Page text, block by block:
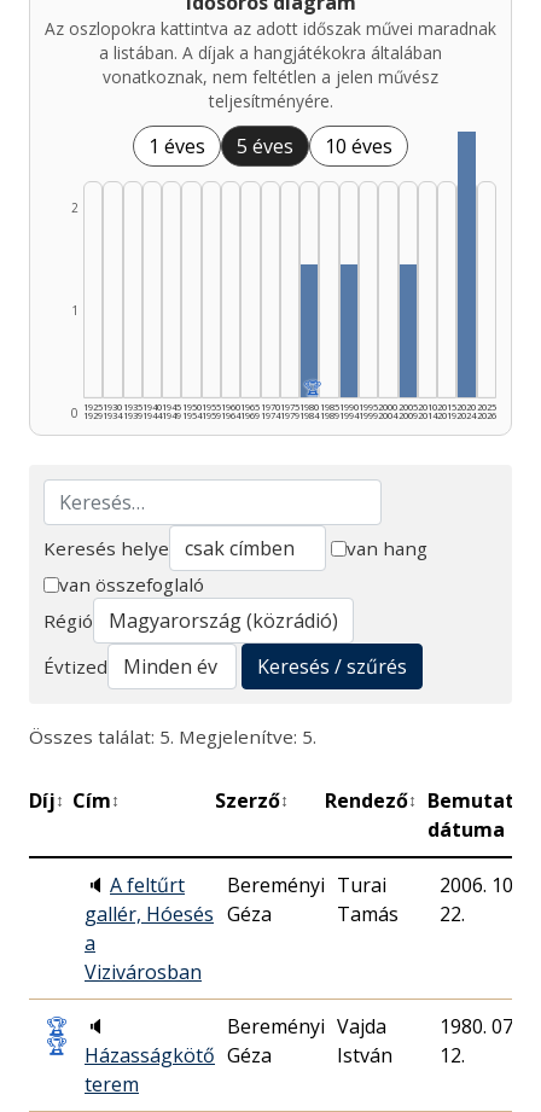
Az oszlopokra kattintva az adott időszak művei maradnak
a listában. A díjak a hangjátékokra általában
vonatkoznak, nem feltétlen a jelen művész
teljesítményére.
1 éves 5 éves 10 éves
0
1
2
1925
1929
1930
1934
1935
1939
1940
1944
1945
1949
1950
1954
1955
1959
1960
1964
1965
1969
1970
1974
1975
1979
🏆
1980
1984
1985
1989
1990
1994
1995
1999
2000
2004
2005
2009
2010
2014
2015
2019
2020
2024
2025
2026
Keresés
Keresés helye
van hang
van összefoglaló
Régió
Évtized
Keresés / szűrés
Összes találat: 5. Megjelenítve: 5.
Díj↕ Cím↕ Szerző↕ Rendező↕
Bemutató
dátuma
🔈 A feltűrt
gallér, Hóesés
a
Vizivárosban
Bereményi
Géza
Turai
Tamás
2006. 10.
22.
🏆
🏆
🔈
Házasságkötő
terem
Bereményi
Géza
Vajda
István
1980. 07.
12.